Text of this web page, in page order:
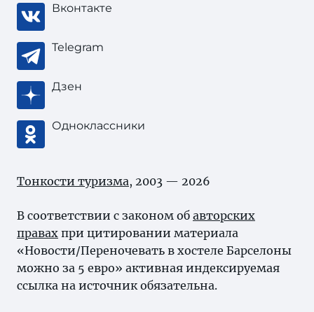
Вконтакте
Telegram
Дзен
Одноклассники
Тонкости туризма, 2003 — 2026
В соответствии с законом об авторских
правах при цитировании материала
«Новости/Переночевать в хостеле Барселоны
можно за 5 евро» активная индексируемая
ссылка на источник обязательна.